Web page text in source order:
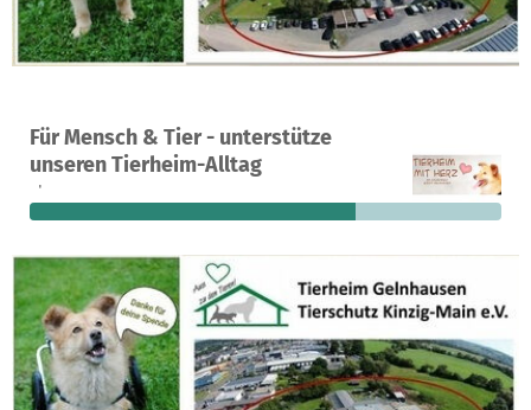
Für Mensch & Tier - unterstütze
unseren Tierheim-Alltag
Ein Projekt in Gelnhausen, Deutschland
33 69 %
finanziert
1.211 €
fehlen noch